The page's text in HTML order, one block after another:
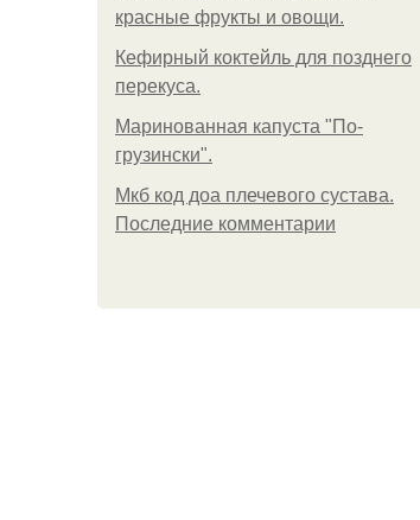
красные фрукты и овощи.
Кефирный коктейль для позднего
перекуса.
Маринованная капуста "По-
грузински".
Мкб код доа плечевого сустава.
Последние комментарии